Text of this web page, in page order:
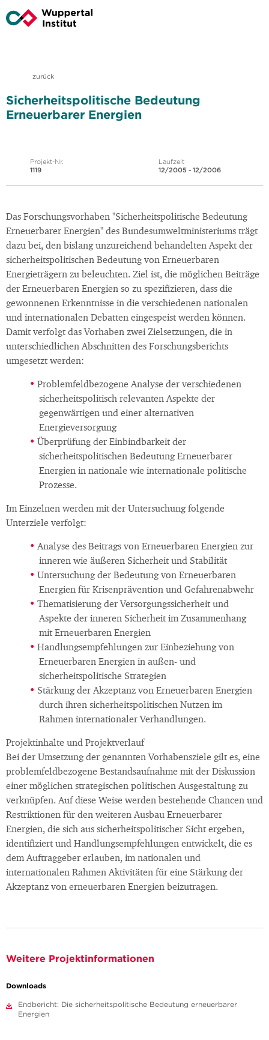
zurück
Sicherheitspolitische Bedeutung
Erneuerbarer Energien
Projekt-Nr.
1119
Laufzeit
12/2005 - 12/2006
Das Forschungsvorhaben "Sicherheitspolitische Bedeutung
Erneuerbarer Energien" des Bundesumweltministeriums trägt
dazu bei, den bislang unzureichend behandelten Aspekt der
sicherheitspolitischen Bedeutung von Erneuerbaren
Energieträgern zu beleuchten. Ziel ist, die möglichen Beiträge
der Erneuerbaren Energien so zu spezifizieren, dass die
gewonnenen Erkenntnisse in die verschiedenen nationalen
und internationalen Debatten eingespeist werden können.
Damit verfolgt das Vorhaben zwei Zielsetzungen, die in
unterschiedlichen Abschnitten des Forschungsberichts
umgesetzt werden:
Problemfeldbezogene Analyse der verschiedenen
sicherheitspolitisch relevanten Aspekte der
gegenwärtigen und einer alternativen
Energieversorgung
Überprüfung der Einbindbarkeit der
sicherheitspolitischen Bedeutung Erneuerbarer
Energien in nationale wie internationale politische
Prozesse.
Im Einzelnen werden mit der Untersuchung folgende
Unterziele verfolgt:
Analyse des Beitrags von Erneuerbaren Energien zur
inneren wie äußeren Sicherheit und Stabilität
Untersuchung der Bedeutung von Erneuerbaren
Energien für Krisenprävention und Gefahrenabwehr
Thematisierung der Versorgungssicherheit und
Aspekte der inneren Sicherheit im Zusammenhang
mit Erneuerbaren Energien
Handlungsempfehlungen zur Einbeziehung von
Erneuerbaren Energien in außen- und
sicherheitspolitische Strategien
Stärkung der Akzeptanz von Erneuerbaren Energien
durch ihren sicherheitspolitischen Nutzen im
Rahmen internationaler Verhandlungen.
Projektinhalte und Projektverlauf
Bei der Umsetzung der genannten Vorhabensziele gilt es, eine
problemfeldbezogene Bestandsaufnahme mit der Diskussion
einer möglichen strategischen politischen Ausgestaltung zu
verknüpfen. Auf diese Weise werden bestehende Chancen und
Restriktionen für den weiteren Ausbau Erneuerbarer
Energien, die sich aus sicherheitspolitischer Sicht ergeben,
identifiziert und Handlungsempfehlungen entwickelt, die es
dem Auftraggeber erlauben, im nationalen und
internationalen Rahmen Aktivitäten für eine Stärkung der
Akzeptanz von erneuerbaren Energien beizutragen.
Weitere Projektinformationen
Downloads
Endbericht: Die sicherheitspolitische Bedeutung erneuerbarer
Energien